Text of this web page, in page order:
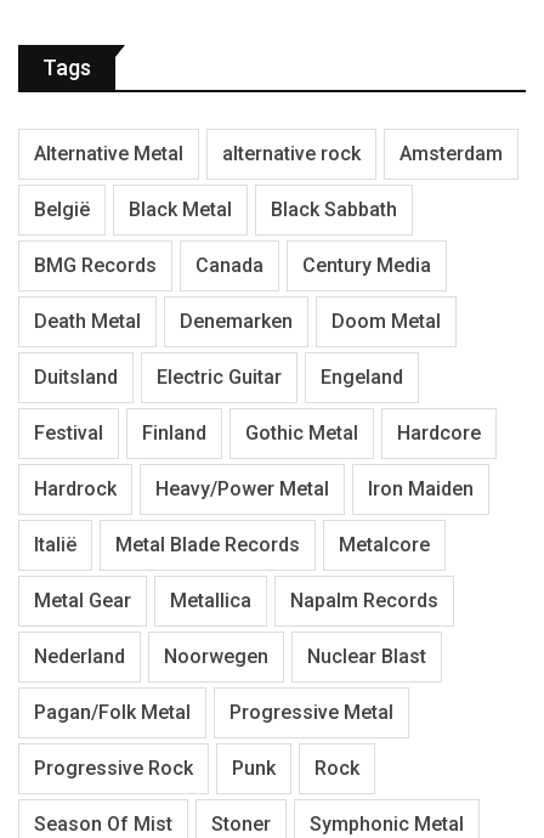
Tags
Alternative Metal alternative rock Amsterdam
België Black Metal Black Sabbath
BMG Records Canada Century Media
Death Metal Denemarken Doom Metal
Duitsland Electric Guitar Engeland
Festival Finland Gothic Metal Hardcore
Hardrock Heavy/Power Metal Iron Maiden
Italië Metal Blade Records Metalcore
Metal Gear Metallica Napalm Records
Nederland Noorwegen Nuclear Blast
Pagan/Folk Metal Progressive Metal
Progressive Rock Punk Rock
Season Of Mist Stoner Symphonic Metal